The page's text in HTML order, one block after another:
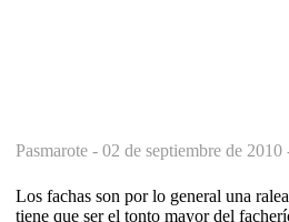
Pasmarote - 02 de septiembre de 2010
Los fachas son por lo general una
tiene que ser el tonto mayor del